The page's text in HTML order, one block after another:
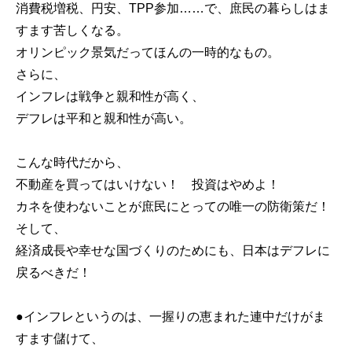
消費税増税、円安、TPP参加……で、庶民の暮らしはま
すます苦しくなる。
オリンピック景気だってほんの一時的なもの。
さらに、
インフレは戦争と親和性が高く、
デフレは平和と親和性が高い。
こんな時代だから、
不動産を買ってはいけない！ 投資はやめよ！
カネを使わないことが庶民にとっての唯一の防衛策だ！
そして、
経済成長や幸せな国づくりのためにも、日本はデフレに
戻るべきだ！
●インフレというのは、一握りの恵まれた連中だけがま
すます儲けて、